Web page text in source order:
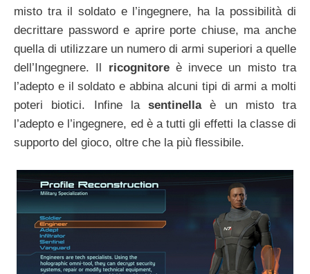
misto tra il soldato e l’ingegnere, ha la possibilità di
decrittare password e aprire porte chiuse, ma anche
quella di utilizzare un numero di armi superiori a quelle
dell’Ingegnere. Il ricognitoreè invece un misto tra
l’adepto e il soldato e abbina alcuni tipi di armi a molti
poteri biotici. Infine la sentinellaè un misto tra
l’adepto e l’ingegnere, ed è a tutti gli effetti la classe di
supporto del gioco, oltre che la più flessibile.